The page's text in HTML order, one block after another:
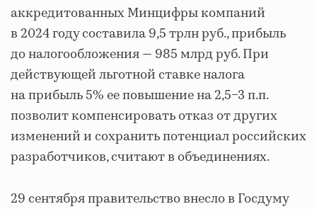
аккредитованных Минцифры компаний
в 2024 году составила 9,5 трлн руб., прибыль
до налогообложения — 985 млрд руб. При
действующей льготной ставке налога
на прибыль 5% ее повышение на 2,5−3 п.п.
позволит компенсировать отказ от других
изменений и сохранить потенциал российских
разработчиков, считают в объединениях.
29 сентября правительство внесло в Госдуму